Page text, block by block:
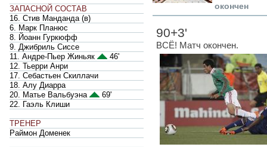
ЗАПАСНОЙ СОСТАВ
16. Стив Манданда(в)
6. Марк Планюс
8. Йоанн Гуркюфф
9. Джибриль Сиссе
11. Андре-Пьер Жиньяк
46'
12. Тьерри Анри
17. Себастьен Скиллачи
18. Алу Диарра
20. Матье Вальбуэна
69'
22. Гаэль Клиши
ТРЕНЕР
Раймон Доменек
окончен
90+3'
ВСЁ! Матч окончен.